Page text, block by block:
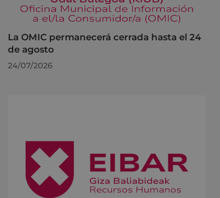
La OMIC permanecerá cerrada hasta el 24
de agosto
24/07/2026